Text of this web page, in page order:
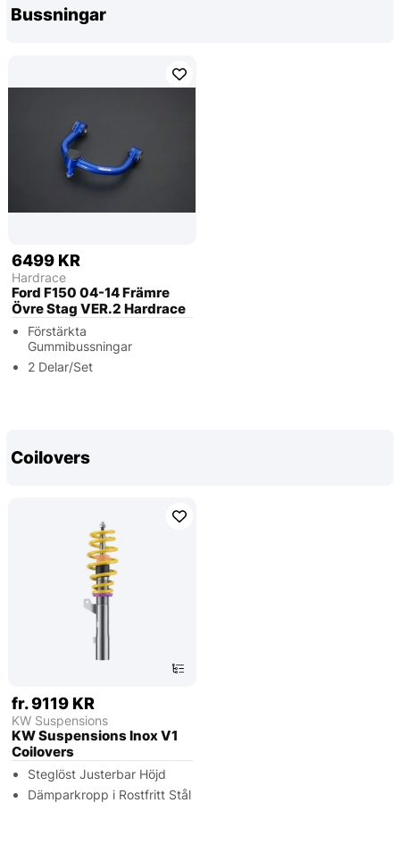
Bussningar
6499 KR
Hardrace
Ford F150 04-14 Främre
Övre Stag VER.2 Hardrace
Förstärkta
Gummibussningar
2 Delar/Set
Coilovers
fr. 9119 KR
KW Suspensions
KW Suspensions Inox V1
Coilovers
Steglöst Justerbar Höjd
Dämparkropp i Rostfritt Stål